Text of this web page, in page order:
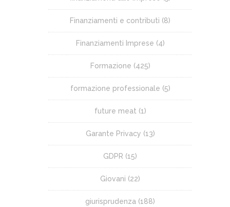
Finanziamenti e contributi (8)
Finanziamenti Imprese (4)
Formazione (425)
formazione professionale (5)
future meat (1)
Garante Privacy (13)
GDPR (15)
Giovani (22)
giurisprudenza (188)